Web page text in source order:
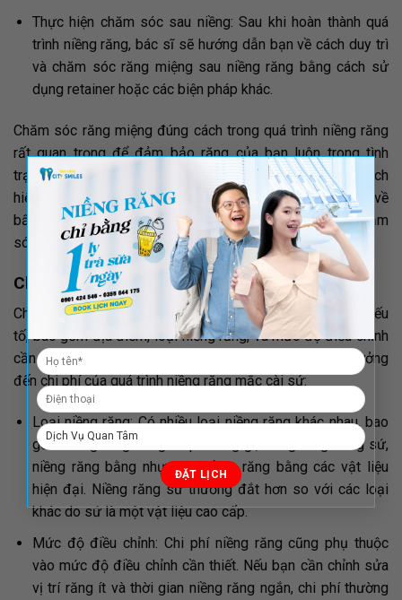
×
Thực hiện chăm sóc sau niềng: Sau khi hoàn thành quá
trình niềng răng, bác sĩ sẽ hướng dẫn bạn về cách duy trì
và chăm sóc răng miệng sau niềng răng bằng cách sử
dụng retainer hoặc các biện pháp khác.
Chăm sóc răng miệng đúng cách trong quá trình niềng răng
rất quan trọng để đảm bảo răng của bạn luôn trong tình
trạng tốt và niềng răng mắc cài sứ được duy trì một cách
hiệu quả. Hãy luôn thảo luận với bác sĩ nha khoa của bạn về
bất kỳ vấn đề hoặc câu hỏi nào bạn có về quá trình chăm
sóc răng miệng trong thời gian niềng răng.
Chi phí niềng răng sứ hiện nay
Chi phí niềng răng sứ có thể biến đổi tùy thuộc vào nhiều yếu
tố, bao gồm địa điểm, loại niềng răng, và mức độ điều chỉnh
cần thiết. Dưới đây là một số yếu tố quan trọng ảnh hưởng
đến chi phí của quá trình niềng răng mắc cài sứ:
Loại niềng răng: Có nhiều loại niềng răng khác nhau, bao
gồm niềng răng bằng thép không gỉ, niềng răng bằng sứ,
niềng răng bằng nhựa, và niềng răng bằng các vật liệu
hiện đại. Niềng răng sứ thường đắt hơn so với các loại
khác do sứ là một vật liệu cao cấp.
Mức độ điều chỉnh: Chi phí niềng răng cũng phụ thuộc
vào mức độ điều chỉnh cần thiết. Nếu bạn cần chỉnh sửa
vị trí răng ít và thời gian niềng răng ngắn, chi phí thường